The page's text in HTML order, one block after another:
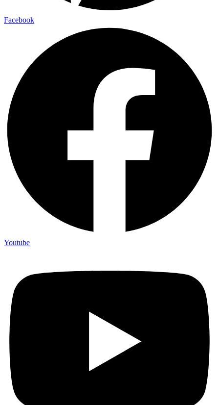
Facebook
Youtube